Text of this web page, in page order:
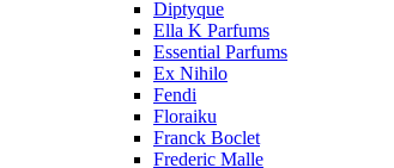
Diptyque
Ella K Parfums
Essential Parfums
Ex Nihilo
Fendi
Floraiku
Franck Boclet
Frederic Malle